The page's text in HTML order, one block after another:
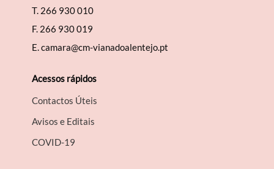
T. 266 930 010
F. 266 930 019
E.camara@cm-vianadoalentejo.pt
Acessos rápidos
Contactos Úteis
Avisos e Editais
COVID-19